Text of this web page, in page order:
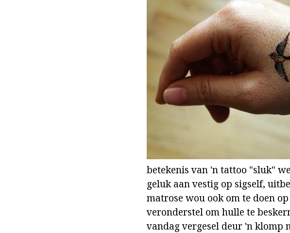
betekenis van 'n tattoo "sluk"
geluk aan vestig op sigself,
matrose wou ook om te doen
veronderstel om hulle te
vandag vergesel deur 'n klomp